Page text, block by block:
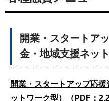
開業・スタートア
金・地域支援ネッ
開業・スタートアップ応
ットワーク型）（PDF：